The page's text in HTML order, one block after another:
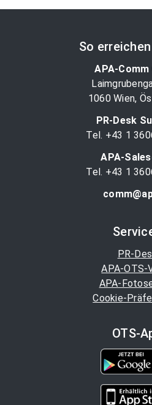
So
APA-Comm
1060 Wien,
PR-Desk
Tel. +43 1
APA-
Tel. +43 1
PR-
APA-OTS-
APA-
Cookie-
OTS-